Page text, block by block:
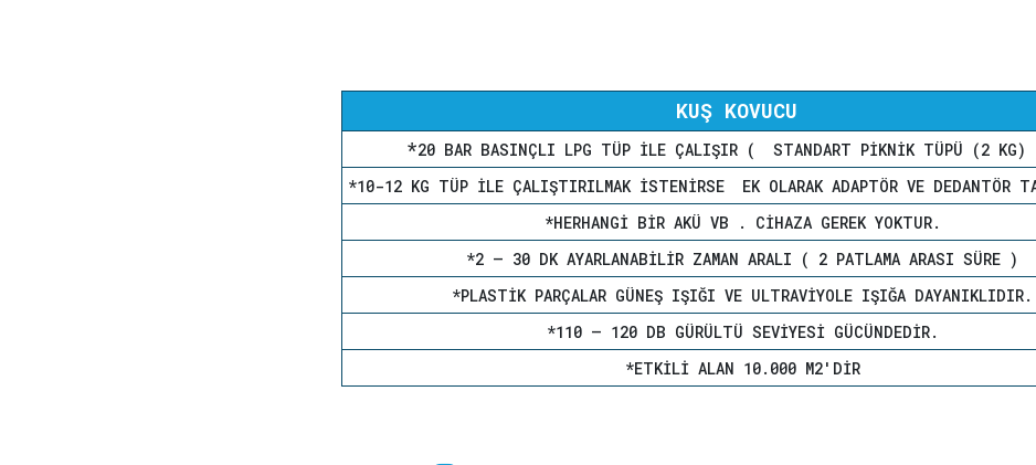
KUŞ KOVUCU
*20 BAR BASINÇLI LPG TÜP ILE ÇALIŞIR ( STANDART PIKNIK TÜPÜ (2
*10-12 KG TÜP ILE ÇALIŞTIRILMAK ISTENIRSE EK OLARAK ADAPTÖR VE DEDANTÖR
*HERHANGI BIR AKÜ VB . CIHAZA GEREK YOKTUR.
*2 – 30 DK AYARLANABILIR ZAMAN ARALI ( 2 PATLAMA ARASI SÜRE )
*PLASTIK PARÇALAR GÜNEŞ IŞIĞI VE ULTRAVIYOLE IŞIĞA DAYANIKLIDIR.
*110 – 120 DB GÜRÜLTÜ SEVIYESI GÜCÜNDEDIR.
*ETKILI ALAN 10.000 M2'DIR